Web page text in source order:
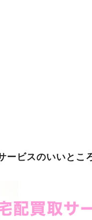
ービスのいいとこ